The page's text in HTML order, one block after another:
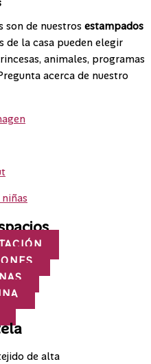
de nuestros estampados
de la casa pueden elegir
animales, programas
acerca de nuestro
de alta